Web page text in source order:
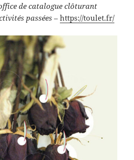
de catalogue clôturant
passées –https://toulet.fr/